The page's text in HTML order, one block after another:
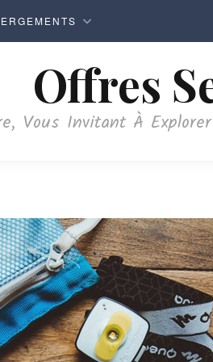
Offres
Vous Invitant À